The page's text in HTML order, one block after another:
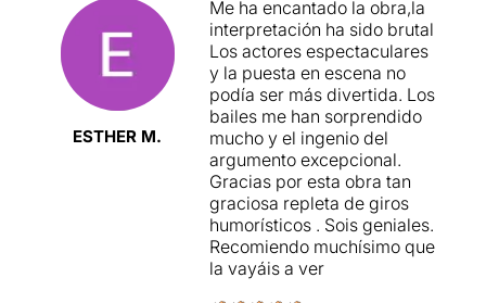
ESTHER M.
Me ha encantado la obra,la
interpretación ha sido brutal
Los actores espectaculares
y la puesta en escena no
podía ser más divertida. Los
bailes me han sorprendido
mucho y el ingenio del
argumento excepcional.
Gracias por esta obra tan
graciosa repleta de giros
humorísticos . Sois geniales.
Recomiendo muchísimo que
la vayáis a ver